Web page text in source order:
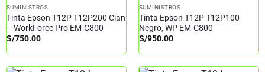
SUMINISTROS
Tinta Epson T12P T12P200 Cian
– WorkForce Pro EM-C800
S/750.00
SUMINISTROS
Tinta Epson T12P T12P100
Negro, WP EM-C800
S/950.00